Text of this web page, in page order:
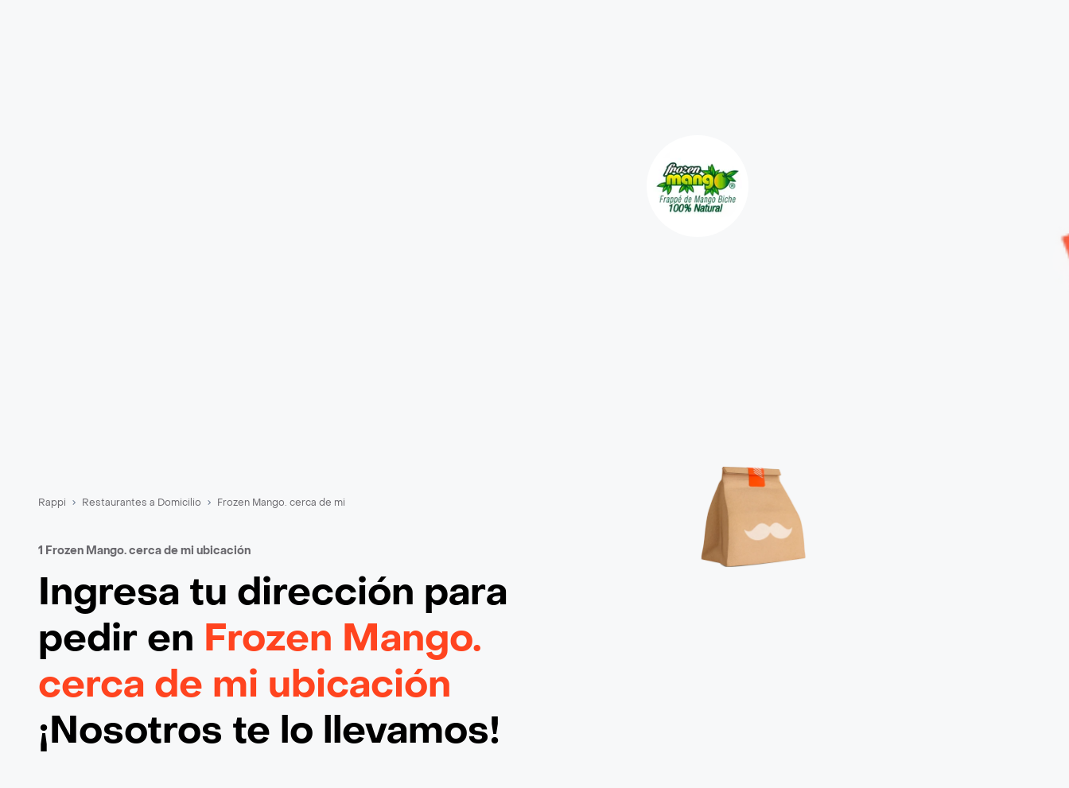
Rappi Restaurantes a Domicilio Frozen Mango. cerca de mi
1 Frozen Mango. cerca de mi ubicación
Ingresa tu dirección para
pedir en Frozen Mango.
cerca de mi ubicación
¡Nosotros te lo llevamos!